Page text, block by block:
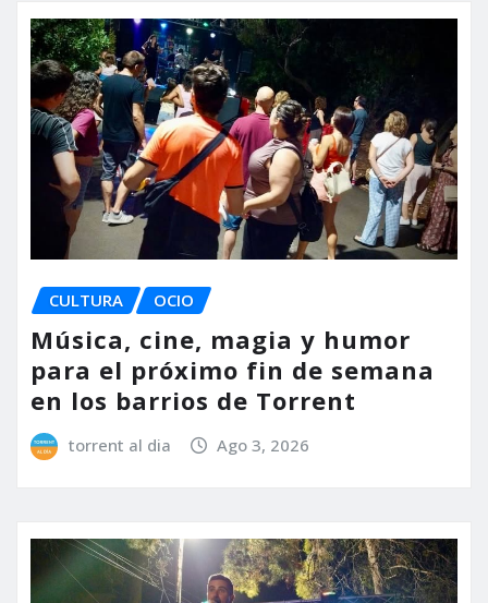
CULTURA OCIO
Música, cine, magia y humor
para el próximo fin de semana
en los barrios de Torrent
torrent al dia Ago 3, 2026